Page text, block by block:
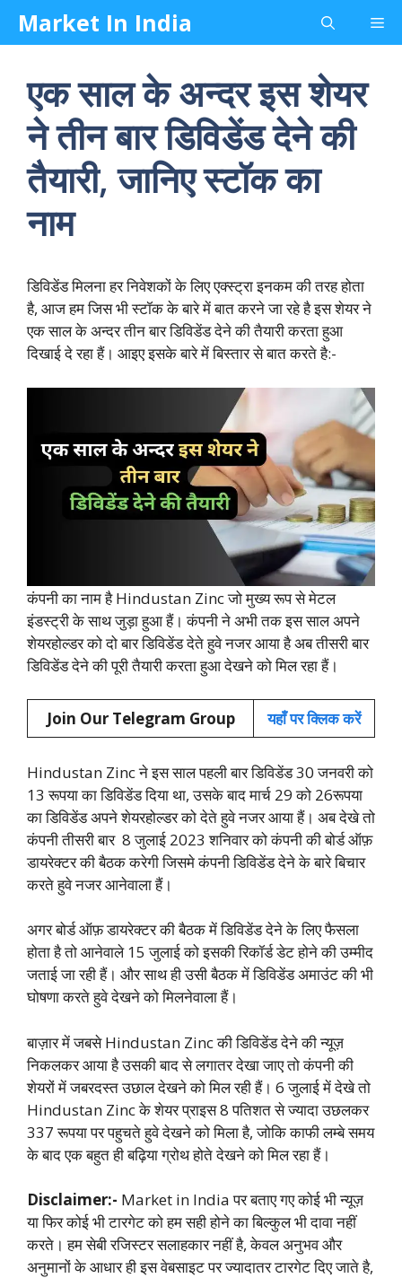
SkipMarket In India
एक साल के अन्दर इस शेयर
ने तीन बार डिविडेंड देने की
तैयारी, जानिए स्टॉक का
नाम
डिविडेंड मिलना हर निवेशकों के लिए एक्स्ट्रा इनकम की तरह होता
है, आज हम जिस भी स्टॉक के बारे में बात करने जा रहे है इस शेयर ने
एक साल के अन्दर तीन बार डिविडेंड देने की तैयारी करता हुआ
दिखाई दे रहा हैं। आइए इसके बारे में बिस्तार से बात करते है:-
कंपनी का नाम है Hindustan Zinc जो मुख्य रूप से मेटल
इंडस्ट्री के साथ जुड़ा हुआ हैं। कंपनी ने अभी तक इस साल अपने
शेयरहोल्डर को दो बार डिविडेंड देते हुवे नजर आया है अब तीसरी बार
डिविडेंड देने की पूरी तैयारी करता हुआ देखने को मिल रहा हैं।
Join Our Telegram Group यहाँपर क्लिक करें
Hindustan Zinc ने इस साल पहली बार डिविडेंड 30 जनवरी को
13 रूपया का डिविडेंड दिया था, उसके बाद मार्च 29 को 26रूपया
का डिविडेंड अपने शेयरहोल्डर को देते हुवे नजर आया हैं। अब देखे तो
कंपनी तीसरी बार 8 जुलाई 2023 शनिवार को कंपनी की बोर्ड ऑफ़
डायरेक्टर की बैठक करेगी जिसमे कंपनी डिविडेंड देने के बारे बिचार
करते हुवे नजर आनेवाला हैं।
अगर बोर्ड ऑफ़ डायरेक्टर की बैठक में डिविडेंड देने के लिए फैसला
होता है तो आनेवाले 15 जुलाई को इसकी रिकॉर्ड डेट होने की उम्मीद
जताई जा रही हैं। और साथ ही उसी बैठक में डिविडेंड अमाउंट की भी
घोषणा करते हुवे देखने को मिलनेवाला हैं।
बाज़ार में जबसे Hindustan Zinc की डिविडेंड देने की न्यूज़
निकलकर आया है उसकी बाद से लगातर देखा जाए तो कंपनी की
शेयरों में जबरदस्त उछाल देखने को मिल रही हैं। 6 जुलाई में देखे तो
Hindustan Zinc के शेयर प्राइस 8 पतिशत से ज्यादा उछलकर
337 रूपया पर पहुचते हुवे देखने को मिला है, जोकि काफी लम्बे समय
के बाद एक बहुत ही बढ़िया ग्रोथ होते देखने को मिल रहा हैं।
Disclaimer:- Market in India पर बताए गए कोई भी न्यूज़
या फिर कोई भी टारगेट को हम सही होने का बिल्कुल भी दावा नहीं
करते। हम सेबी रजिस्टर सलाहकार नहीं है, केवल अनुभव और
अनुमानों के आधार ही इस वेबसाइट पर ज्यादातर टारगेट दिए जाते है,